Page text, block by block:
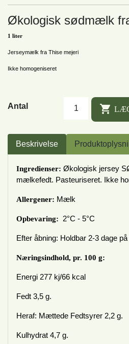
Økologisk sødmælk
1 liter
Jerseymælk fra Thise mejeri
Ikke homogeniseret
Antal 
Beskrivelse
Ingredienser: Økologisk jersey
mælkefedt. Pasteuriseret. Ikke
Allergener: Mælk
Opbevaring: 2°C - 5°C
Efter åbning: Holdbar 2-3 dage
Næringsindhold, pr. 100 g:
Energi 277 kj/66 kcal
Fedt 3,5 g.
Heraf: Mættede Fedtsyrer 2,2 g.
Kulhydrat 4,7 g.